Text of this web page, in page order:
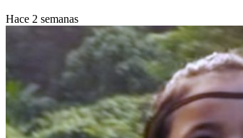
Hace 2 semanas